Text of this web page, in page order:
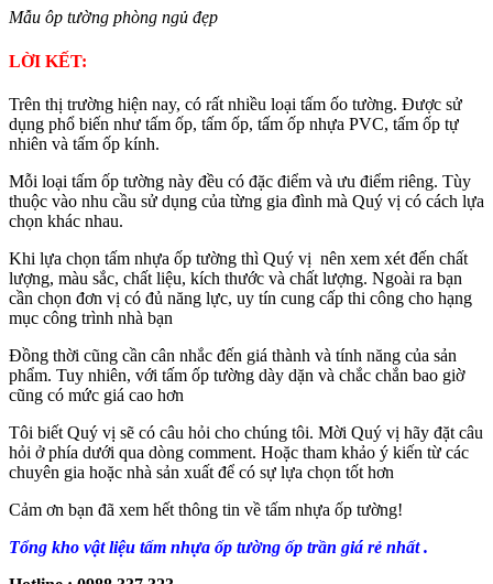
Mẫu ôp tường phòng ngủ đẹp
LỜI KẾT:
Trên thị trường hiện nay, có rất nhiều loại tấm ốo tường. Được sử
dụng phổ biến như tấm ốp, tấm ốp, tấm ốp nhựa PVC, tấm ốp tự
nhiên và tấm ốp kính.
Mỗi loại tấm ốp tường này đều có đặc điểm và ưu điểm riêng. Tùy
thuộc vào nhu cầu sử dụng của từng gia đình mà Quý vị có cách lựa
chọn khác nhau.
Khi lựa chọn tấm nhựa ốp tường thì Quý vị nên xem xét đến chất
lượng, màu sắc, chất liệu, kích thước và chất lượng. Ngoài ra bạn
cần chọn đơn vị có đủ năng lực, uy tín cung cấp thi công cho hạng
mục công trình nhà bạn
Đồng thời cũng cần cân nhắc đến giá thành và tính năng của sản
phẩm. Tuy nhiên, với tấm ốp tường dày dặn và chắc chắn bao giờ
cũng có mức giá cao hơn
Tôi biết Quý vị sẽ có câu hỏi cho chúng tôi. Mời Quý vị hãy đặt câu
hỏi ở phía dưới qua dòng comment. Hoặc tham khảo ý kiến ​​từ các
chuyên gia hoặc nhà sản xuất để có sự lựa chọn tốt hơn
Cảm ơn bạn đã xem hết thông tin về tấm nhựa ốp tường!
Tổng kho vật liệu tấm nhựa ốp tường ốp trần giá rẻ nhất .